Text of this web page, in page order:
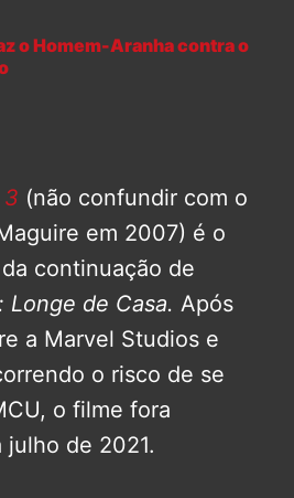
o Homem-Aranha contra o
3 (não confundir com o
em 2007) é o
continuação de
Longe de Casa. Após
a Marvel Studios e
o risco de se
o filme fora
julho de 2021.